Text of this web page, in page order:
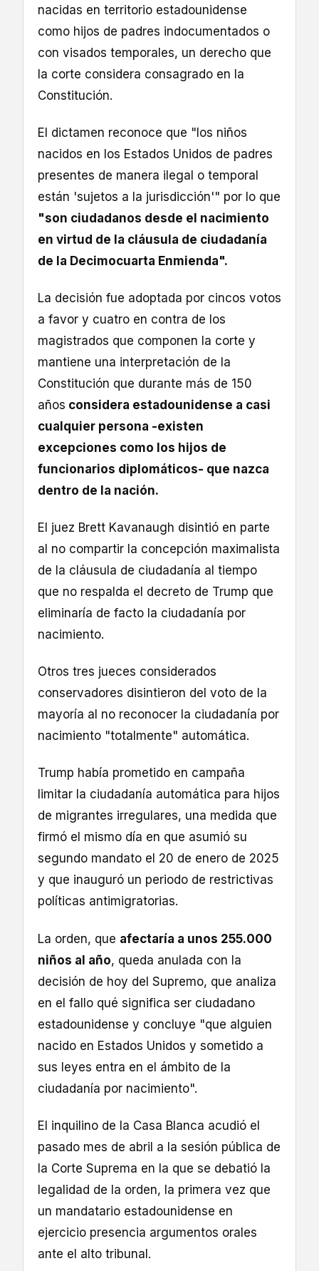
nacidas en territorio estadounidense
como hijos de padres indocumentados o
con visados temporales, un derecho que
la corte considera consagrado en la
Constitución.
El dictamen reconoce que "los niños
nacidos en los Estados Unidos de padres
presentes de manera ilegal o temporal
están 'sujetos a la jurisdicción'" por lo que
"son ciudadanos desde el nacimiento
en virtud de la cláusula de ciudadanía
de la Decimocuarta Enmienda".
La decisión fue adoptada por cincos votos
a favor y cuatro en contra de los
magistrados que componen la corte y
mantiene una interpretación de la
Constitución que durante más de 150
años considera estadounidense a casi
cualquier persona -existen
excepciones como los hijos de
funcionarios diplomáticos- que nazca
dentro de la nación.
El juez Brett Kavanaugh disintió en parte
al no compartir la concepción maximalista
de la cláusula de ciudadanía al tiempo
que no respalda el decreto de Trump que
eliminaría de facto la ciudadanía por
nacimiento.
Otros tres jueces considerados
conservadores disintieron del voto de la
mayoría al no reconocer la ciudadanía por
nacimiento "totalmente" automática.
Trump había prometido en campaña
limitar la ciudadanía automática para hijos
de migrantes irregulares, una medida que
firmó el mismo día en que asumió su
segundo mandato el 20 de enero de 2025
y que inauguró un periodo de restrictivas
políticas antimigratorias.
La orden, que afectaría a unos 255.000
niños al año, queda anulada con la
decisión de hoy del Supremo, que analiza
en el fallo qué significa ser ciudadano
estadounidense y concluye "que alguien
nacido en Estados Unidos y sometido a
sus leyes entra en el ámbito de la
ciudadanía por nacimiento".
El inquilino de la Casa Blanca acudió el
pasado mes de abril a la sesión pública de
la Corte Suprema en la que se debatió la
legalidad de la orden, la primera vez que
un mandatario estadounidense en
ejercicio presencia argumentos orales
ante el alto tribunal.